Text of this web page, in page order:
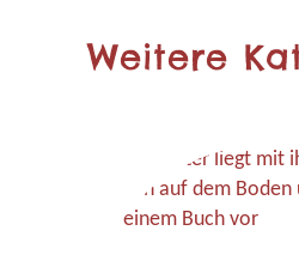
Weitere